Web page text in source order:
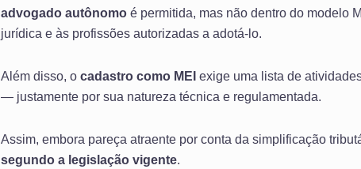
advogado autônomo é permitida, mas não dentro do modelo
jurídica e às profissões autorizadas a adotá-lo.
Além disso, o cadastro como MEI exige uma lista de
— justamente por sua natureza técnica e regulamentada.
Assim, embora pareça atraente por conta da simplificação
segundo a legislação vigente.